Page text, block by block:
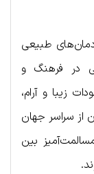
طبیعی
در فرهنگ و
زیبا و آرام،
از سراسر جهان
بین